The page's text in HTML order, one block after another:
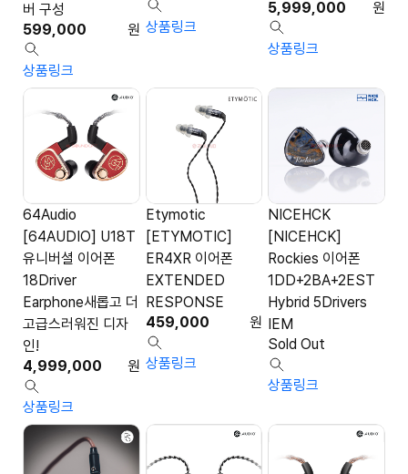
버 구성
599,000
원
상품링크
상품링크
5,999,000 원
상품링크
64Audio
[64AUDIO] U18T
유니버셜 이어폰
18Driver
Earphone새롭고 더
고급스러워진 디자
인!
4,999,000
원
상품링크
Etymotic
[ETYMOTIC]
ER4XR 이어폰
EXTENDED
RESPONSE
459,000
원
상품링크
NICEHCK
[NICEHCK]
Rockies 이어폰
1DD+2BA+2EST
Hybrid 5Drivers
IEM
Sold Out
상품링크